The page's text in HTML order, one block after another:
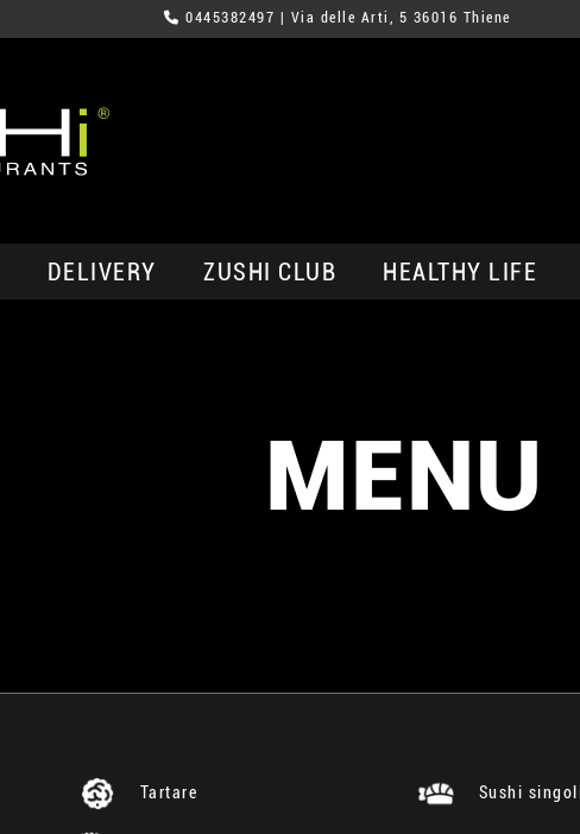
0445382497 | Via delle Arti, 5 36016 Thiene
DELIVERY ZUSHI CLUB HEALTHY LIFE
MENU
Tartare Sushi